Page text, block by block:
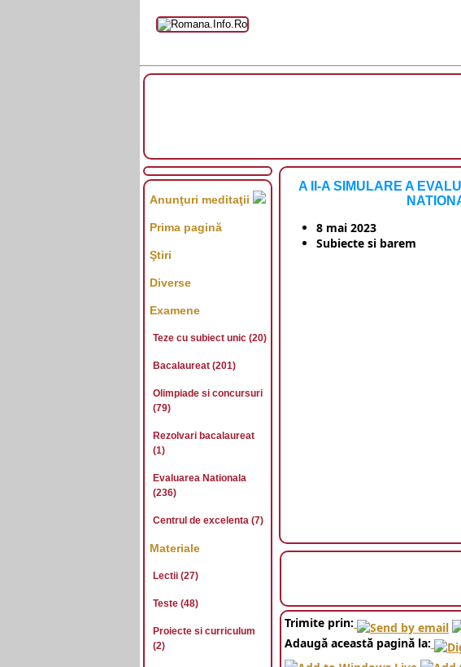
A II-A SIMULARE A
8 mai 2023
Subiecte si barem
Trimite prin:
Adaugă această pagină la:
Anunţuri meditaţii
Prima pagină
Ştiri
Diverse
Examene
Teze cu subiect unic (20)
Bacalaureat (201)
Olimpiade si concursuri
(79)
Rezolvari bacalaureat
(1)
Evaluarea Nationala
(236)
Centrul de excelenta (7)
Materiale
Lectii (27)
Teste (48)
Proiecte si curriculum
(2)